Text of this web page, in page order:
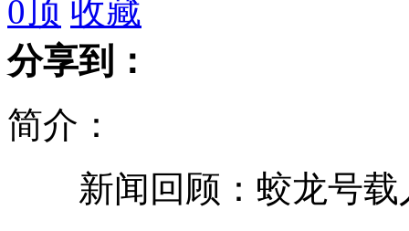
"热血男子"撂倒'色魔老外"(上)
"热血男子"撂倒'色魔老外"(下)
0顶 收藏
分享到：
简介：
新闻回顾：蛟龙号载